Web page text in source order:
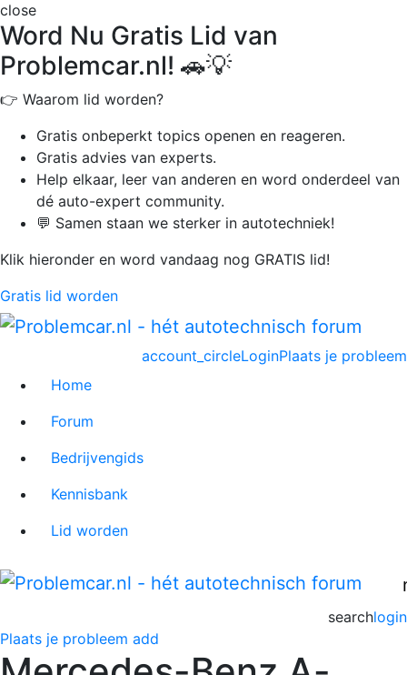
close
Word Nu Gratis Lid van
Problemcar.nl! 🚗💡
👉 Waarom lid worden?
Gratis onbeperkt topics openen en reageren.
Gratis advies van experts.
Help elkaar, leer van anderen en word onderdeel van
dé auto-expert community.
💬 Samen staan we sterker in autotechniek!
Klik hieronder en word vandaag nog GRATIS lid!
Gratis lid worden
Plaats je probleem
account_circleLogin
Home
Forum
Bedrijvengids
Kennisbank
Lid worden
login
search
Plaats je probleem add